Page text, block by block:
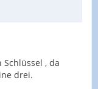
, da
drei.